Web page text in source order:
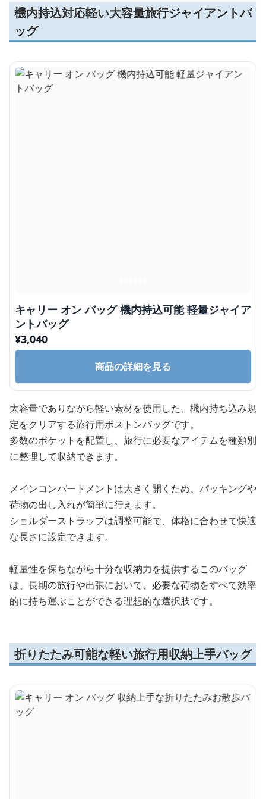
機内持込対応軽い大容量旅行ジャイアントバ
ッグ
キャリー オン バッグ 機内持込可能 軽量ジャイア
ントバッグ
¥3,040
商品の詳細を見る
大容量でありながら軽い素材を使用した、機内持ち込み規
定をクリアする旅行用ボストンバッグです。
多数のポケットを配置し、旅行に必要なアイテムを種類別
に整理して収納できます。
メインコンパートメントは大きく開くため、パッキングや
荷物の出し入れが簡単に行えます。
ショルダーストラップは調整可能で、体格に合わせて快適
な長さに設定できます。
軽量性を保ちながら十分な収納力を提供するこのバッグ
は、長期の旅行や出張において、必要な荷物をすべて効率
的に持ち運ぶことができる理想的な選択肢です。
折りたたみ可能な軽い旅行用収納上手バッグ